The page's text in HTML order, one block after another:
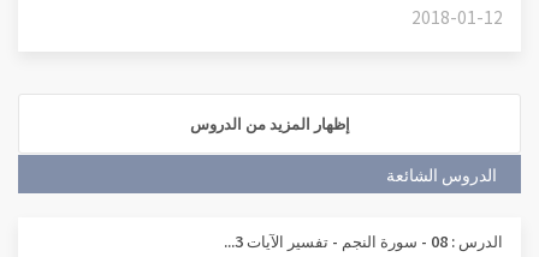
2018-01-12
إظهار المزيد من الدروس
الدروس الشائعة
الدرس : 08 - سورة النجم - تفسير الآيات 3...